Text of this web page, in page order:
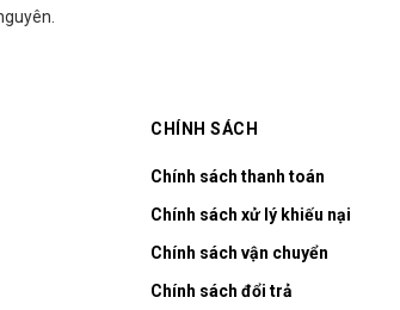
CHÍNH SÁCH
Chính sách thanh toán
Chính sách xử lý khiếu nại
Chính sách vận chuyển
Chính sách đổi trả